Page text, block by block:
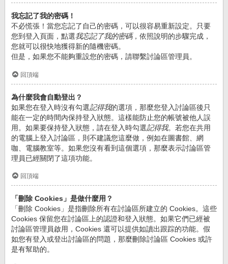
我忘記了我的密碼！
不必慌張！當您忘記了自己的密碼，可以很容易重新設定。只要
您到登入頁面，點選我忘記了我的密碼，依照說明的步驟完成，
您就可以很快地獲得新的隨機密碼。
但是，如果您不能夠重設您的密碼，請聯繫討論區管理員。
回頂端
為什麼我會自動登出？
如果您在登入時沒有勾選記得我的選項，那麼您登入討論區後只
能在一定的時間內保持登入狀態。這樣能防止您的帳號被他人誤
用。如果要保持登入狀態，請在登入時勾選記得我。若您在共用
的電腦上登入討論區，則不建議您這麼做，例如在圖書館、網
咖、電腦教室等。如果您沒有看到這個選項，那麼表示討論區管
理員已經關閉了這項功能。
回頂端
「刪除 Cookies」是做什麼用？
「刪除 Cookies」是指刪除所有在討論區所建立的 Cookies。這些
Cookies 保留您在討論區上的認證和登入狀態。如果它們已經被
討論區管理員啟用，Cookies 還可以提供如讀出跟踪的功能。假
如您有登入或登出討論區的問題，那麼刪除討論區 Cookies 或許
是有幫助的。